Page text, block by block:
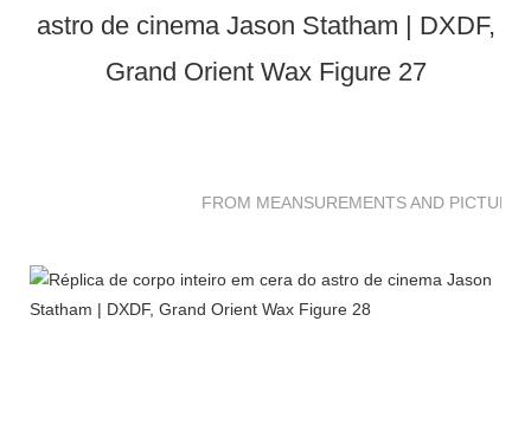
FROM MEANSUREMENTS AND